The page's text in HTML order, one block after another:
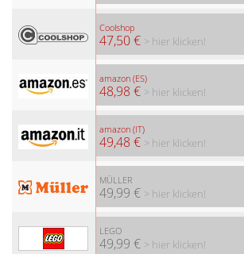
Coolshop
47,50 € > hier klicken!
amazon (ES)
48,98 € > hier klicken!
amazon (IT)
49,48 € > hier klicken!
MÜLLER
49,99 € > hier klicken!
LEGO
49,99 € > hier klicken!